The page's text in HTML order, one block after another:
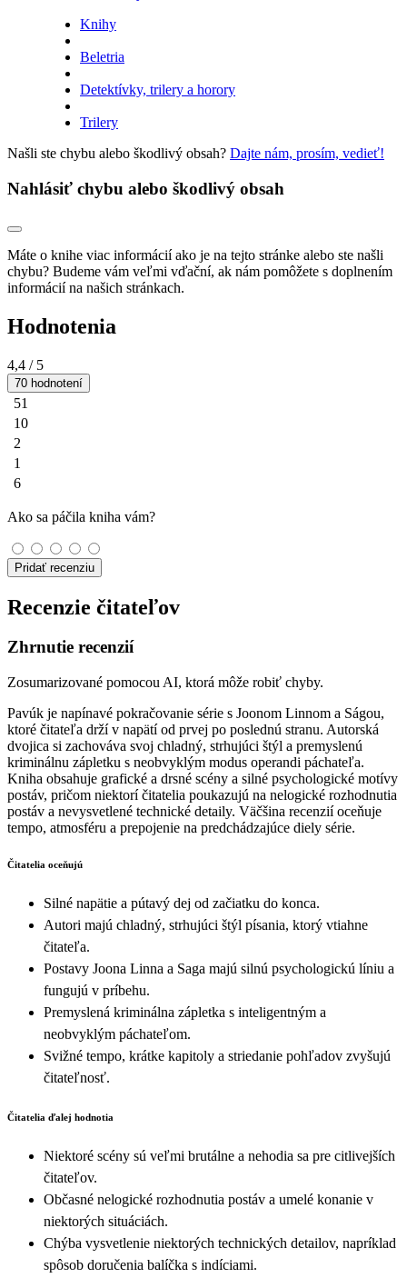
Knihy
Beletria
Detektívky, trilery a horory
Trilery
Našli ste chybu alebo škodlivý obsah? Dajte nám, prosím, vedieť!
Nahlásiť chybu alebo škodlivý obsah
Máte o knihe viac informácií ako je na tejto stránke alebo ste našli
chybu? Budeme vám veľmi vďační, ak nám pomôžete s doplnením
informácií na našich stránkach.
Hodnotenia
4,4 / 5
70 hodnotení
51
10
2
1
6
Ako sa páčila kniha vám?
Pridať recenziu
Recenzie čitateľov
Zhrnutie recenzií
Zosumarizované pomocou AI, ktorá môže robiť chyby.
Pavúk je napínavé pokračovanie série s Joonom Linnom a Ságou,
ktoré čitateľa drží v napätí od prvej po poslednú stranu. Autorská
dvojica si zachováva svoj chladný, strhujúci štýl a premyslenú
kriminálnu zápletku s neobvyklým modus operandi páchateľa.
Kniha obsahuje grafické a drsné scény a silné psychologické motívy
postáv, pričom niektorí čitatelia poukazujú na nelogické rozhodnutia
postáv a nevysvetlené technické detaily. Väčšina recenzií oceňuje
tempo, atmosféru a prepojenie na predchádzajúce diely série.
Čitatelia oceňujú
Silné napätie a pútavý dej od začiatku do konca.
Autori majú chladný, strhujúci štýl písania, ktorý vtiahne
čitateľa.
Postavy Joona Linna a Saga majú silnú psychologickú líniu a
fungujú v príbehu.
Premyslená kriminálna zápletka s inteligentným a
neobvyklým páchateľom.
Svižné tempo, krátke kapitoly a striedanie pohľadov zvyšujú
čitateľnosť.
Čitatelia ďalej hodnotia
Niektoré scény sú veľmi brutálne a nehodia sa pre citlivejších
čitateľov.
Občasné nelogické rozhodnutia postáv a umelé konanie v
niektorých situáciách.
Chýba vysvetlenie niektorých technických detailov, napríklad
spôsob doručenia balíčka s indíciami.